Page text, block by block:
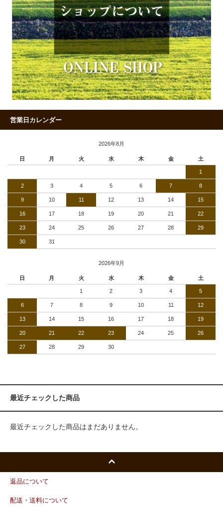
営業日カレンダー
2026年8月
日 月 火 水 木 金 土
1
2 3 4 5 6 7 8
9 10 11 12 13 14 15
16 17 18 19 20 21 22
23 24 25 26 27 28 29
30 31
2026年9月
日 月 火 水 木 金 土
1 2 3 4 5
6 7 8 9 10 11 12
13 14 15 16 17 18 19
20 21 22 23 24 25 26
27 28 29 30
最近チェックした商品
最近チェックした商品はまだありません。
返品について
配送・送料について